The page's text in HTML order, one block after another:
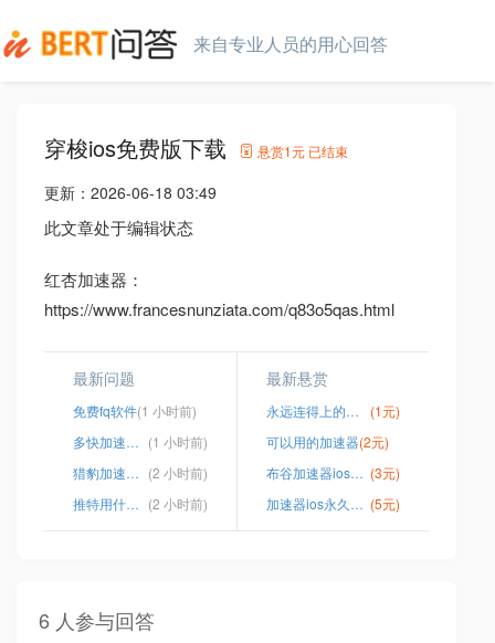
来自专业人员的用心回答
穿梭ios免费版下载 悬赏1元 已结束
更新： 2026-06-18 03:49
此文章处于编辑状态
红杏加速器：
https://www.francesnunziata.com/q83o5qas.html
最新问题
免费fq软件(1 小时前)
多快加速器app官网下载 (1 小时前)
猎豹加速器官网app (2 小时前)
推特用什么加速器 (2 小时前)
最新悬赏
永远连得上的快连
(1元)
可以用的加速器(2元)
布谷加速器ios版资源 (3元)
加速器ios永久免费 (5元)
6 人参与回答